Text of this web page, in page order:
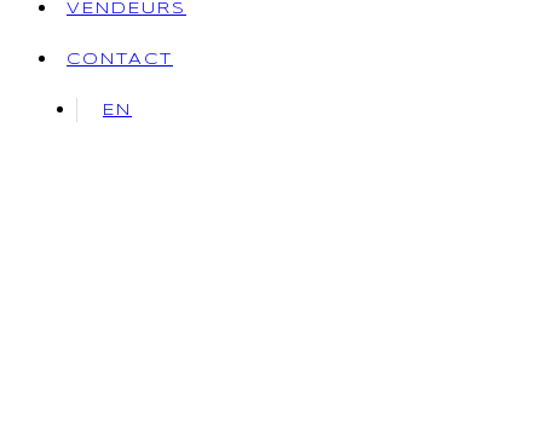
VENDEURS
CONTACT
EN